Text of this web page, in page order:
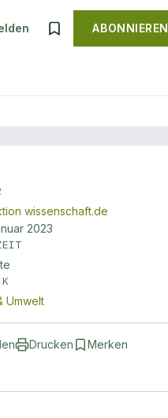
ABONNIEREN
wissenschaft.de
2023
Umwelt
Drucken Merken